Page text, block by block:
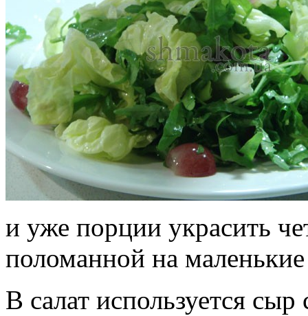
и уже порции украсить
поломанной на
В салат используется